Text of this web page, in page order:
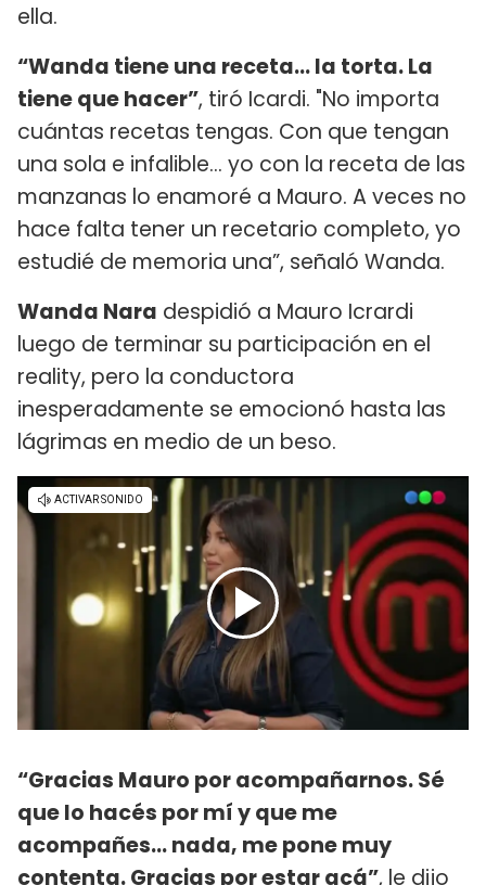
ella.
“Wanda tiene una receta… la torta. La
tiene que hacer”, tiró Icardi. "No importa
cuántas recetas tengas. Con que tengan
una sola e infalible… yo con la receta de las
manzanas lo enamoré a Mauro. A veces no
hace falta tener un recetario completo, yo
estudié de memoria una”, señaló Wanda.
Wanda Nara despidió a Mauro Icrardi
luego de terminar su participación en el
reality, pero la conductora
inesperadamente se emocionó hasta las
lágrimas en medio de un beso.
“Gracias Mauro por acompañarnos. Sé
que lo hacés por mí y que me
acompañes… nada, me pone muy
contenta. Gracias por estar acá”, le dijo